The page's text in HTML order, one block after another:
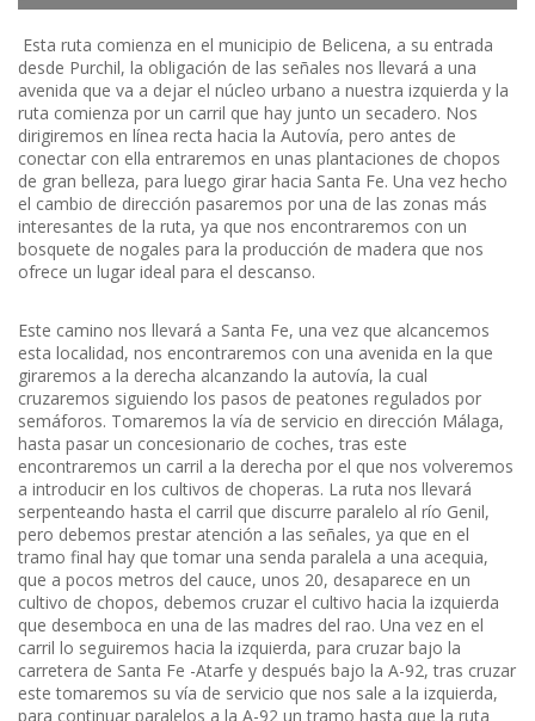
Esta ruta comienza en el municipio de Belicena, a su entrada
desde Purchil, la obligación de las señales nos llevará a una
avenida que va a dejar el núcleo urbano a nuestra izquierda y la
ruta comienza por un carril que hay junto un secadero. Nos
dirigiremos en línea recta hacia la Autovía, pero antes de
conectar con ella entraremos en unas plantaciones de chopos
de gran belleza, para luego girar hacia Santa Fe. Una vez hecho
el cambio de dirección pasaremos por una de las zonas más
interesantes de la ruta, ya que nos encontraremos con un
bosquete de nogales para la producción de madera que nos
ofrece un lugar ideal para el descanso.
Este camino nos llevará a Santa Fe, una vez que alcancemos
esta localidad, nos encontraremos con una avenida en la que
giraremos a la derecha alcanzando la autovía, la cual
cruzaremos siguiendo los pasos de peatones regulados por
semáforos. Tomaremos la vía de servicio en dirección Málaga,
hasta pasar un concesionario de coches, tras este
encontraremos un carril a la derecha por el que nos volveremos
a introducir en los cultivos de choperas. La ruta nos llevará
serpenteando hasta el carril que discurre paralelo al río Genil,
pero debemos prestar atención a las señales, ya que en el
tramo final hay que tomar una senda paralela a una acequia,
que a pocos metros del cauce, unos 20, desaparece en un
cultivo de chopos, debemos cruzar el cultivo hacia la izquierda
que desemboca en una de las madres del rao. Una vez en el
carril lo seguiremos hacia la izquierda, para cruzar bajo la
carretera de Santa Fe -Atarfe y después bajo la A-92, tras cruzar
este tomaremos su vía de servicio que nos sale a la izquierda,
para continuar paralelos a la A-92 un tramo hasta que la ruta